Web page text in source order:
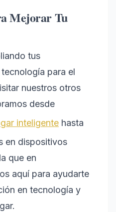
Mejorar Tu
tus
para el
nuestros otros
desde
inteligente hasta
en dispositivos
que en
aquí para ayudarte
en tecnología y